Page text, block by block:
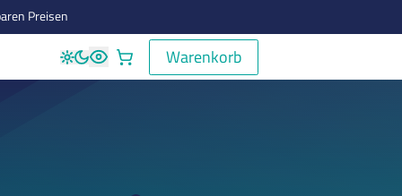
Preisen
Warenkorb
Warenkorb